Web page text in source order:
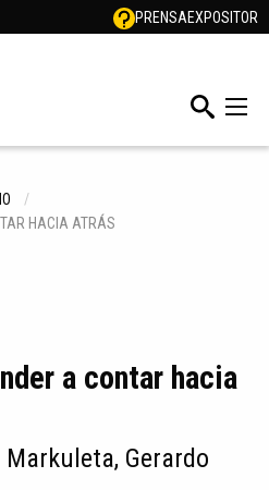
PRENSAEXPOSITOR
HACIA ATRÁS
a contar hacia
Gerardo